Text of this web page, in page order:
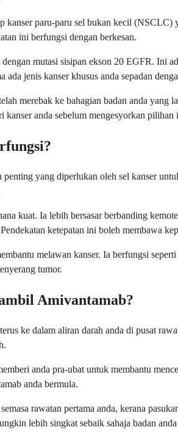
kanser paru-paru sel bukan kecil
ini berfungsi dengan berkesan.
mutasi sisipan ekson 20 EGFR. Ini
jenis kanser khusus anda sepadan
merebak ke bahagian badan anda
anda sebelum mengesyorkan pilihan
yang diperlukan oleh sel kanser
kuat. Ia lebih bersasar berbanding
ketepatan ini boleh membawa
melawan kanser. Ia berfungsi
tumor.
Amivantamab?
ke dalam aliran darah anda di pusat
anda pra-ubat untuk membantu
anda bermula.
rawatan pertama anda, kerana
lebih singkat sebaik sahaja badan